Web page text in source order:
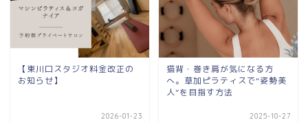
【東川口スタジオ料金改正の
お知らせ】
2026-01-23
猫背・巻き肩が気になる方
へ。草加ピラティスで“姿勢美
人”を目指す方法
2025-10-27